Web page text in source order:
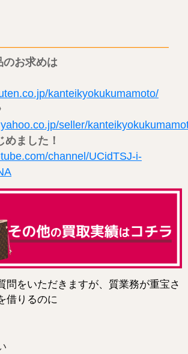
のお求めは
kanteikyokukumamoto/
seller/
めました！
channel/UCidTSJ-i-
問をいただきますが、質業務が重宝さ
借りるのに